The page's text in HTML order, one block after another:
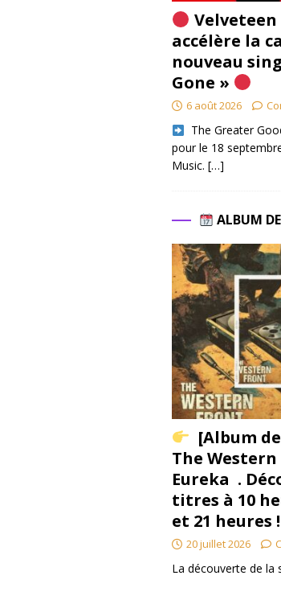
Velveteen
accélère la
nouveau
Gone »
6 août 2026
The Greater
pour le 18
Music. […]
ALBUM
[Album
The
Eureka .
titres à 10
et 21 heures !
20 juillet 2026
La découverte de la